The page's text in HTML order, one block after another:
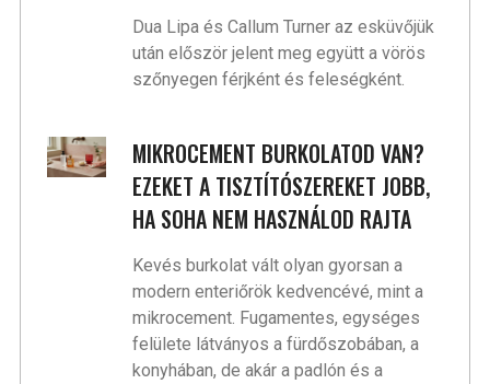
Dua Lipa és Callum Turner az esküvőjük
után először jelent meg együtt a vörös
szőnyegen férjként és feleségként.
MIKROCEMENT BURKOLATOD VAN?
EZEKET A TISZTÍTÓSZEREKET JOBB,
HA SOHA NEM HASZNÁLOD RAJTA
Kevés burkolat vált olyan gyorsan a
modern enteriőrök kedvencévé, mint a
mikrocement. Fugamentes, egységes
felülete látványos a fürdőszobában, a
konyhában, de akár a padlón és a